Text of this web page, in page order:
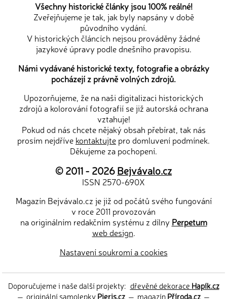
Všechny historické články jsou 100% reálné!
Zveřejňujeme je tak, jak byly napsány v době
původního vydání.
V historických článcích nejsou prováděny žádné
jazykové úpravy podle dnešního pravopisu.
Námi vydávané historické texty, fotografie a obrázky
pocházejí z právně volných zdrojů.
Upozorňujeme, že na naši digitalizaci historických
zdrojů a kolorování fotografií se již autorská ochrana
vztahuje!
Pokud od nás chcete nějaký obsah přebírat, tak nás
prosím nejdříve kontaktujte pro domluvení podmínek.
Děkujeme za pochopení.
© 2011 - 2026Bejvávalo.cz
ISSN 2570-690X
Magazín Bejvávalo.cz je již od počátů svého fungování
v roce 2011 provozován
na originálním redakčním systému z dílny Perpetum
web design.
Nastavení soukromí a cookies
Doporučujeme i naše další projekty: dřevěné dekorace Hapík.cz
— originální samolepkyPieris.cz — magazínPříroda.cz —